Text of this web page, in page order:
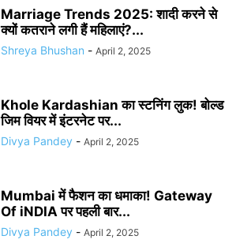
Marriage Trends 2025: शादी करने से
क्यों कतराने लगी हैं महिलाएं?...
Shreya Bhushan - April 2, 2025
Khole Kardashian का स्टनिंग लुक! बोल्ड
जिम वियर में इंटरनेट पर...
Divya Pandey - April 2, 2025
Mumbai में फैशन का धमाका! Gateway
Of iNDIA पर पहली बार...
Divya Pandey - April 2, 2025